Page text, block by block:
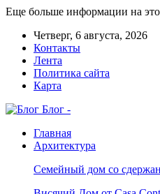
Еще больше информации на
Четверг, 6 августа, 2026
Контакты
Лента
Политика сайта
Карта
Блог -
Главная
Архитектура
Семейный дом со